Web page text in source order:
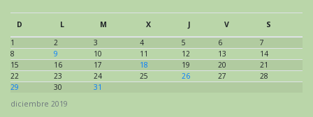
diciembre 2019
D L M X J V
S
1
2 3 4 5 6
7
8
9 10 11 12 13
14
15
16 17 18 19 20
21
22
23 24 25 26 27
28
29
30 31